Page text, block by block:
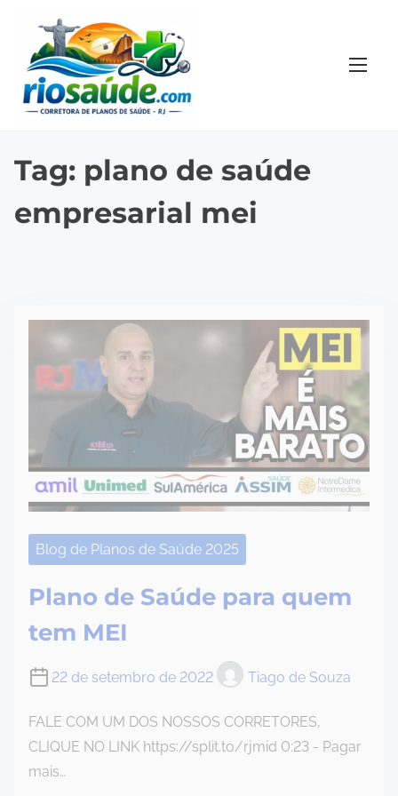
Tag: plano de saúde
empresarial mei
Blog de Planos de Saúde 2025
Plano de Saúde para quem
tem MEI
22 de setembro de 2022 Tiago de Souza
FALE COM UM DOS NOSSOS CORRETORES,
CLIQUE NO LINK https://split.to/rjmid 0:23 - Pagar
mais…